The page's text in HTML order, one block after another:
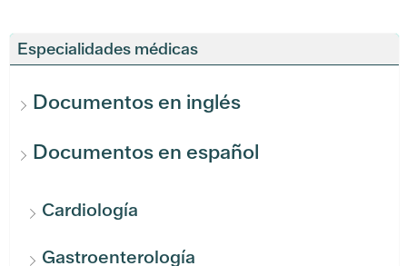
Especialidades médicas
Documentos en inglés
Documentos en español
Cardiología
Gastroenterología